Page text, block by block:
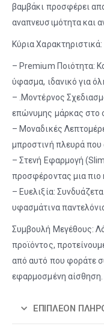
βαμβάκι προσφέρει
αναπνευσιμότητα και
Κύρια Χαρακτηριστικά:
– Premium Ποιότητα:
ύφασμα, ιδανικό για
– .Μοντέρνος
επώνυμης μάρκας στο
– Μοναδικές
μπροστινή πλευρά που
– Στενή Εφαρμογή
προσφέροντας μια πιο
– Ευελιξία:
υφασμάτινα
Συμβουλή Μεγέθους:
προϊόντος,
από αυτό που φοράτε
εφαρμοσμένη αίσθηση.
ΕΠΙΠΛΈΟΝ